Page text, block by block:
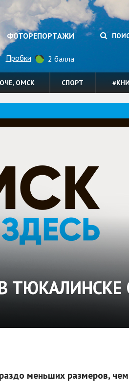
ФОТОРЕПОРТАЖИ
Пробки 2 балла
ОМСК СПОРТ
ТЮКАЛИНСКЕ
меньших размеров,